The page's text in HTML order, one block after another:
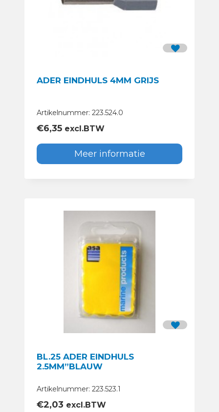
ADER EINDHULS 4MM GRIJS
Artikelnummer: 223.524.0
€6,35 excl.BTW
Meer informatie
BL.25 ADER EINDHULS
2.5MM”BLAUW
Artikelnummer: 223.523.1
€2,03 excl.BTW